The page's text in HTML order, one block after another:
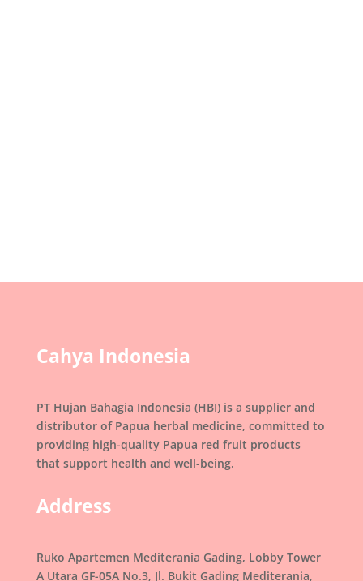
Cahya Indonesia
PT Hujan Bahagia Indonesia (HBI) is a supplier and
distributor of Papua herbal medicine, committed to
providing high-quality Papua red fruit products
that support health and well-being.
Address
Ruko Apartemen Mediterania Gading, Lobby Tower
A Utara GF-05A No.3, Jl. Bukit Gading Mediterania,